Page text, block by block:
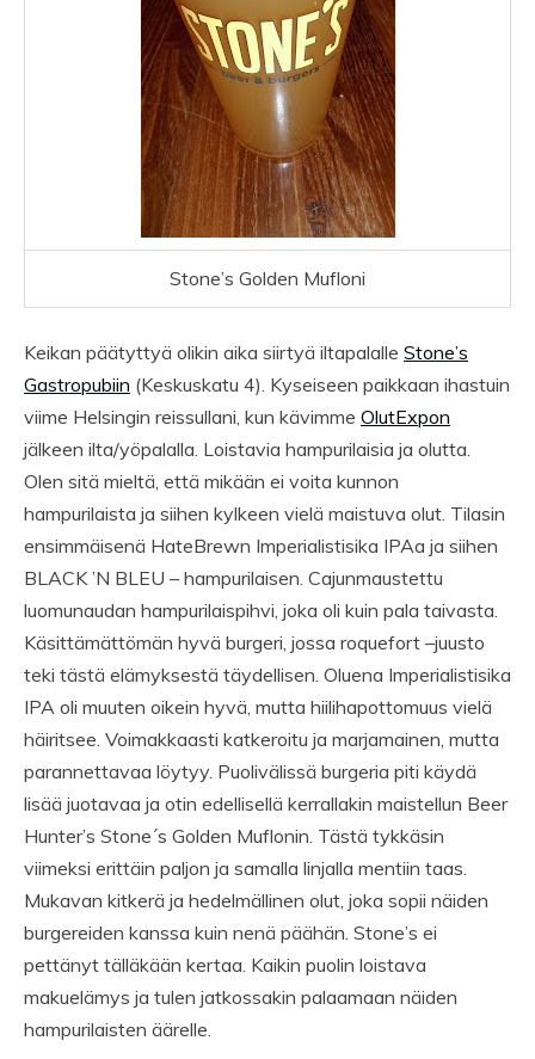
Stone’s Golden Mufloni
Keikan päätyttyä olikin aika siirtyä iltapalalle Stone’s
Gastropubiin (Keskuskatu 4). Kyseiseen paikkaan ihastuin
viime Helsingin reissullani, kun kävimme OlutExpon
jälkeen ilta/yöpalalla. Loistavia hampurilaisia ja olutta.
Olen sitä mieltä, että mikään ei voita kunnon
hampurilaista ja siihen kylkeen vielä maistuva olut. Tilasin
ensimmäisenä HateBrewn Imperialistisika IPAa ja siihen
BLACK ’N BLEU – hampurilaisen. Cajunmaustettu
luomunaudan hampurilaispihvi, joka oli kuin pala taivasta.
Käsittämättömän hyvä burgeri, jossa roquefort –juusto
teki tästä elämyksestä täydellisen. Oluena Imperialistisika
IPA oli muuten oikein hyvä, mutta hiilihapottomuus vielä
häiritsee. Voimakkaasti katkeroitu ja marjamainen, mutta
parannettavaa löytyy. Puolivälissä burgeria piti käydä
lisää juotavaa ja otin edellisellä kerrallakin maistellun Beer
Hunter’s Stone´s Golden Muflonin. Tästä tykkäsin
viimeksi erittäin paljon ja samalla linjalla mentiin taas.
Mukavan kitkerä ja hedelmällinen olut, joka sopii näiden
burgereiden kanssa kuin nenä päähän. Stone’s ei
pettänyt tälläkään kertaa. Kaikin puolin loistava
makuelämys ja tulen jatkossakin palaamaan näiden
hampurilaisten äärelle.